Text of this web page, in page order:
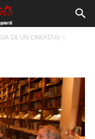
DE UN CINEASTA)